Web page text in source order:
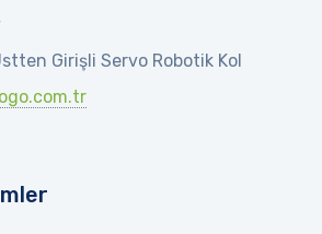
Girişli Servo Robotik Kol